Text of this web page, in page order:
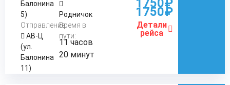
Балонина
5)
Отправление:
АВ-Ц
(ул.
Балонина
11)
Родничок
Время в
пути:
11 часов
20 минут
1750₽
1750₽
Детали
рейса